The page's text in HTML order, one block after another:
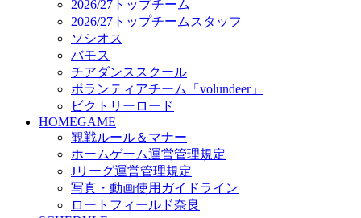
合観戦チケット
奈良クラブ明治安田Ｊ3リーグ 2026/27シーズン
「鹿パス」
観戦ルール＆マナー
FANCOMMUNITY
2026/27ファンコミュニティ
サポートショップ
GOODS
オフィシャルストア（実店舗）
オンラインストア
ACADEMY
アカデミーについて
プロジェクト
2026/27トップチーム
2026/27トップチームスタッフ
ソシオス
バモス
チアダンススクール
ボランティアチーム「volundeer」
ビクトリーロード
HOMEGAME
観戦ルール＆マナー
ホームゲーム運営管理規定
Jリーグ運営管理規定
写真・動画使用ガイドライン
ロートフィールド奈良